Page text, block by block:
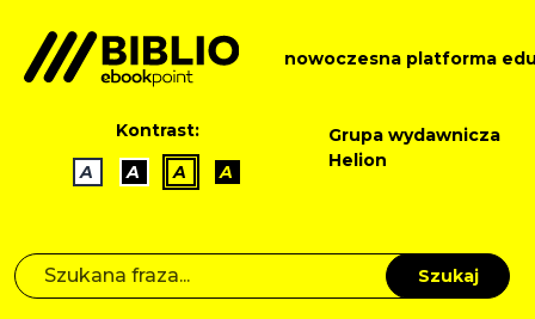
nowoczesna platforma
Kontrast:
A
A A A
Grupa wydawnicza
Helion
Szukaj